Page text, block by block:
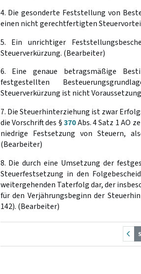
4. Die gesonderte Feststellung von
einen nicht gerechtfertigten
5. Ein unrichtiger
Steuerverkürzung. (Bearbeiter)
6. Eine genaue betragsmäßige
festgestellten
Steuerverkürzung ist nicht
7. Die Steuerhinterziehung ist zwar
die Vorschrift des §370Abs. 4 Satz 1 AO
niedrige Festsetzung von Steuern,
(Bearbeiter)
8. Die durch eine Umsetzung der
Steuerfestsetzung in den
weitergehenden Taterfolg dar, der
für den Verjährungsbeginn der
142). (Bearbeiter)